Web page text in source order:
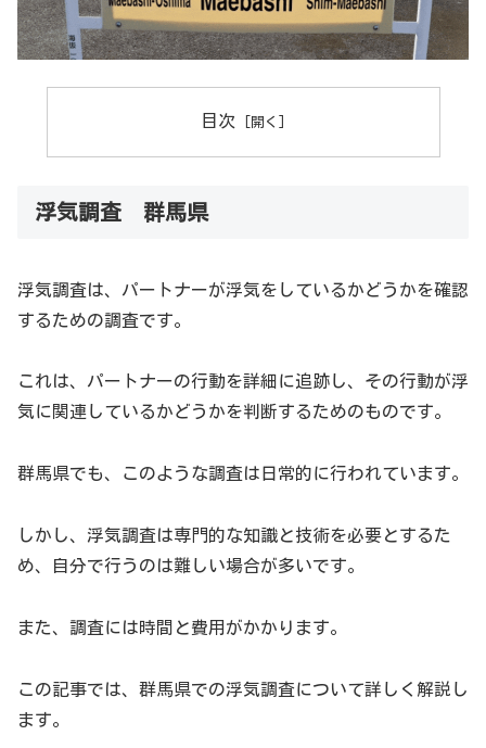
目次
浮気調査 群馬県
浮気調査は、パートナーが浮気をしているかどうかを確認
するための調査です。
これは、パートナーの行動を詳細に追跡し、その行動が浮
気に関連しているかどうかを判断するためのものです。
群馬県でも、このような調査は日常的に行われています。
しかし、浮気調査は専門的な知識と技術を必要とするた
め、自分で行うのは難しい場合が多いです。
また、調査には時間と費用がかかります。
この記事では、群馬県での浮気調査について詳しく解説し
ます。